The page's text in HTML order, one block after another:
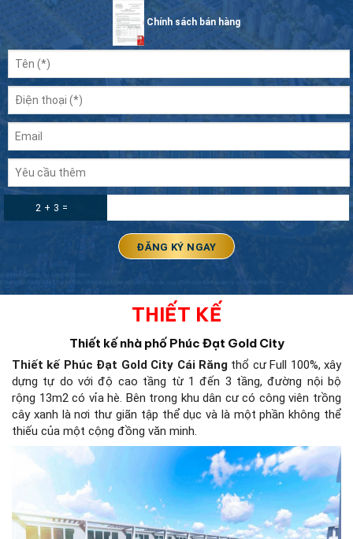
Chính sách bán hàng
2 + 3 =
THIẾT KẾ
Thiết kế nhà phố Phúc Đạt Gold City
Thiết kế Phúc Đạt Gold City Cái Răngthổ cư Full 100%, xây
dựng tự do với độ cao tầng từ 1 đến 3 tầng, đường nội bộ
rộng 13m2 có vỉa hè. Bên trong khu dân cư có công viên trồng
cây xanh là nơi thư giãn tập thể dục và là một phần không thể
thiếu của một cộng đồng văn minh.